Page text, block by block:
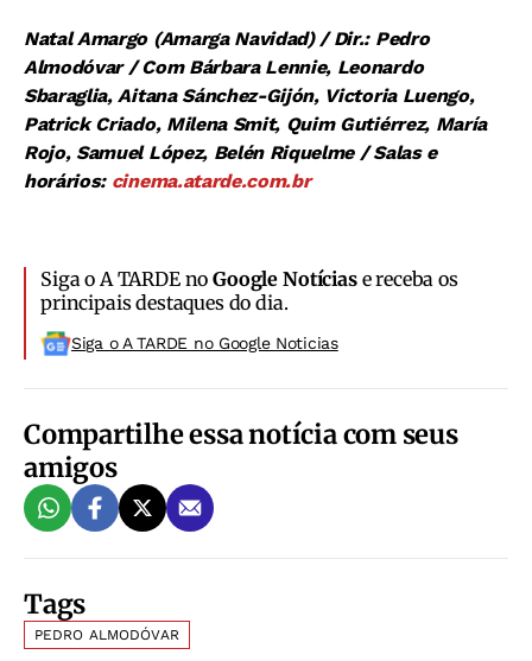
Natal Amargo (Amarga Navidad) / Dir.: Pedro
Almodóvar / Com Bárbara Lennie, Leonardo
Sbaraglia, Aitana Sánchez-Gijón, Victoria Luengo,
Patrick Criado, Milena Smit, Quim Gutiérrez, María
Rojo, Samuel López, Belén Riquelme / Salas e
horários: cinema.atarde.com.br
Siga o A TARDE noGoogle Notíciase receba os
principais destaques do dia.
Siga o A TARDE no Google Noticias
Compartilhe essa notícia com seus
amigos
Tags
PEDRO ALMODÓVAR